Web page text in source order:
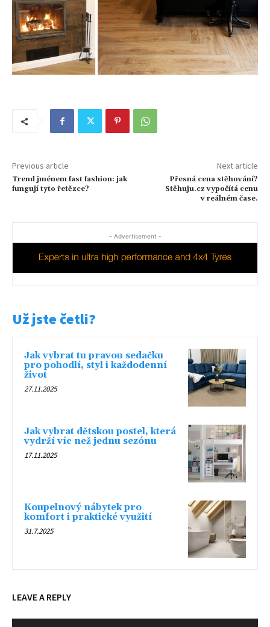
Previous article
Trend jménem fast fashion: jak
fungují tyto řetězce?
Next article
Přesná cena stěhování?
Stěhuju.cz vypočítá cenu
v reálném čase.
- Advertisement -
Už jste četli?
Jak vybrat tu pravou sedačku
pro pohodlí, styl i každodenní
život
27.11.2025
Jak vybrat dětskou postel, která
vydrží víc než jednu sezónu
17.11.2025
Koupelnový nábytek pro
komfort i praktické využití
31.7.2025
LEAVE A REPLY